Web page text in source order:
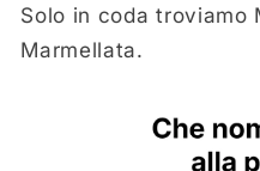
Solo in coda troviamo
Marmellata.